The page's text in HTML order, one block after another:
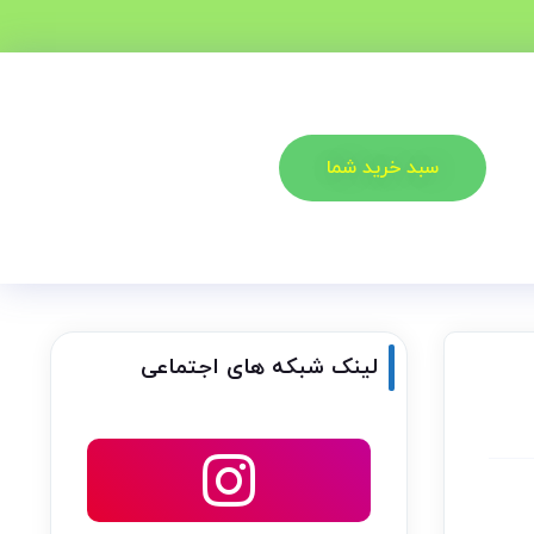
سبد خرید شما
لینک شبکه های اجتماعی